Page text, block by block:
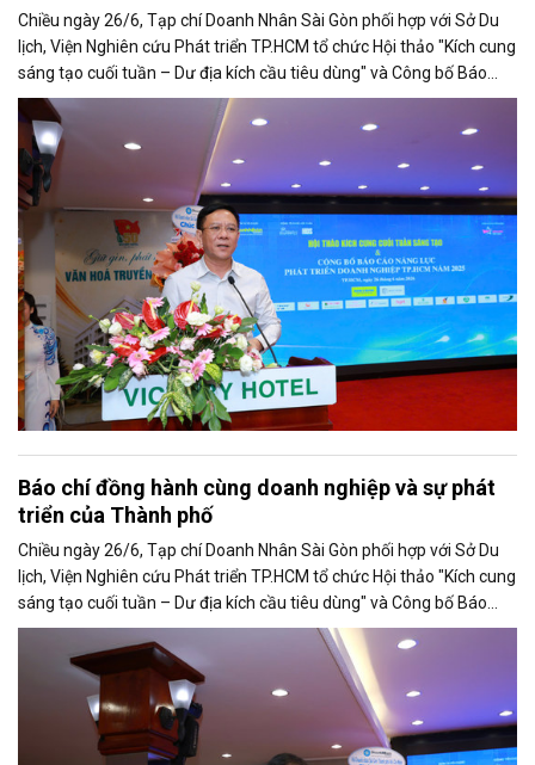
Chiều ngày 26/6, Tạp chí Doanh Nhân Sài Gòn phối hợp với Sở Du
lịch, Viện Nghiên cứu Phát triển TP.HCM tổ chức Hội thảo "Kích cung
sáng tạo cuối tuần – Dư địa kích cầu tiêu dùng" và Công bố Báo
cáo năng lực phát triển doanh nghiệp TP.HCM năm 2025. Trân
trọng giới thiệu phát biểu của ông Nguyễn Ngọc Hồi - Phó Giám đốc
Sở Văn hoá - Thể thao TP.HCM tại Hội thảo.
Báo chí đồng hành cùng doanh nghiệp và sự phát
triển của Thành phố
Chiều ngày 26/6, Tạp chí Doanh Nhân Sài Gòn phối hợp với Sở Du
lịch, Viện Nghiên cứu Phát triển TP.HCM tổ chức Hội thảo "Kích cung
sáng tạo cuối tuần – Dư địa kích cầu tiêu dùng" và Công bố Báo
cáo năng lực phát triển doanh nghiệp TP.HCM năm 2025. Trân
trọng giới thiệu phát biểu của ông Trần Trọng Dũng - Phó Chủ tịch
Hội Nhà báo Việt Nam tại Hội thảo.